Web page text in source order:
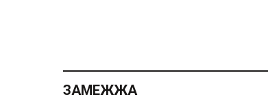
ЗАМЕЖЖА